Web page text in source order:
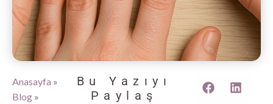
Anasayfa »
Blog »
Bu Yazıyı
Paylaş